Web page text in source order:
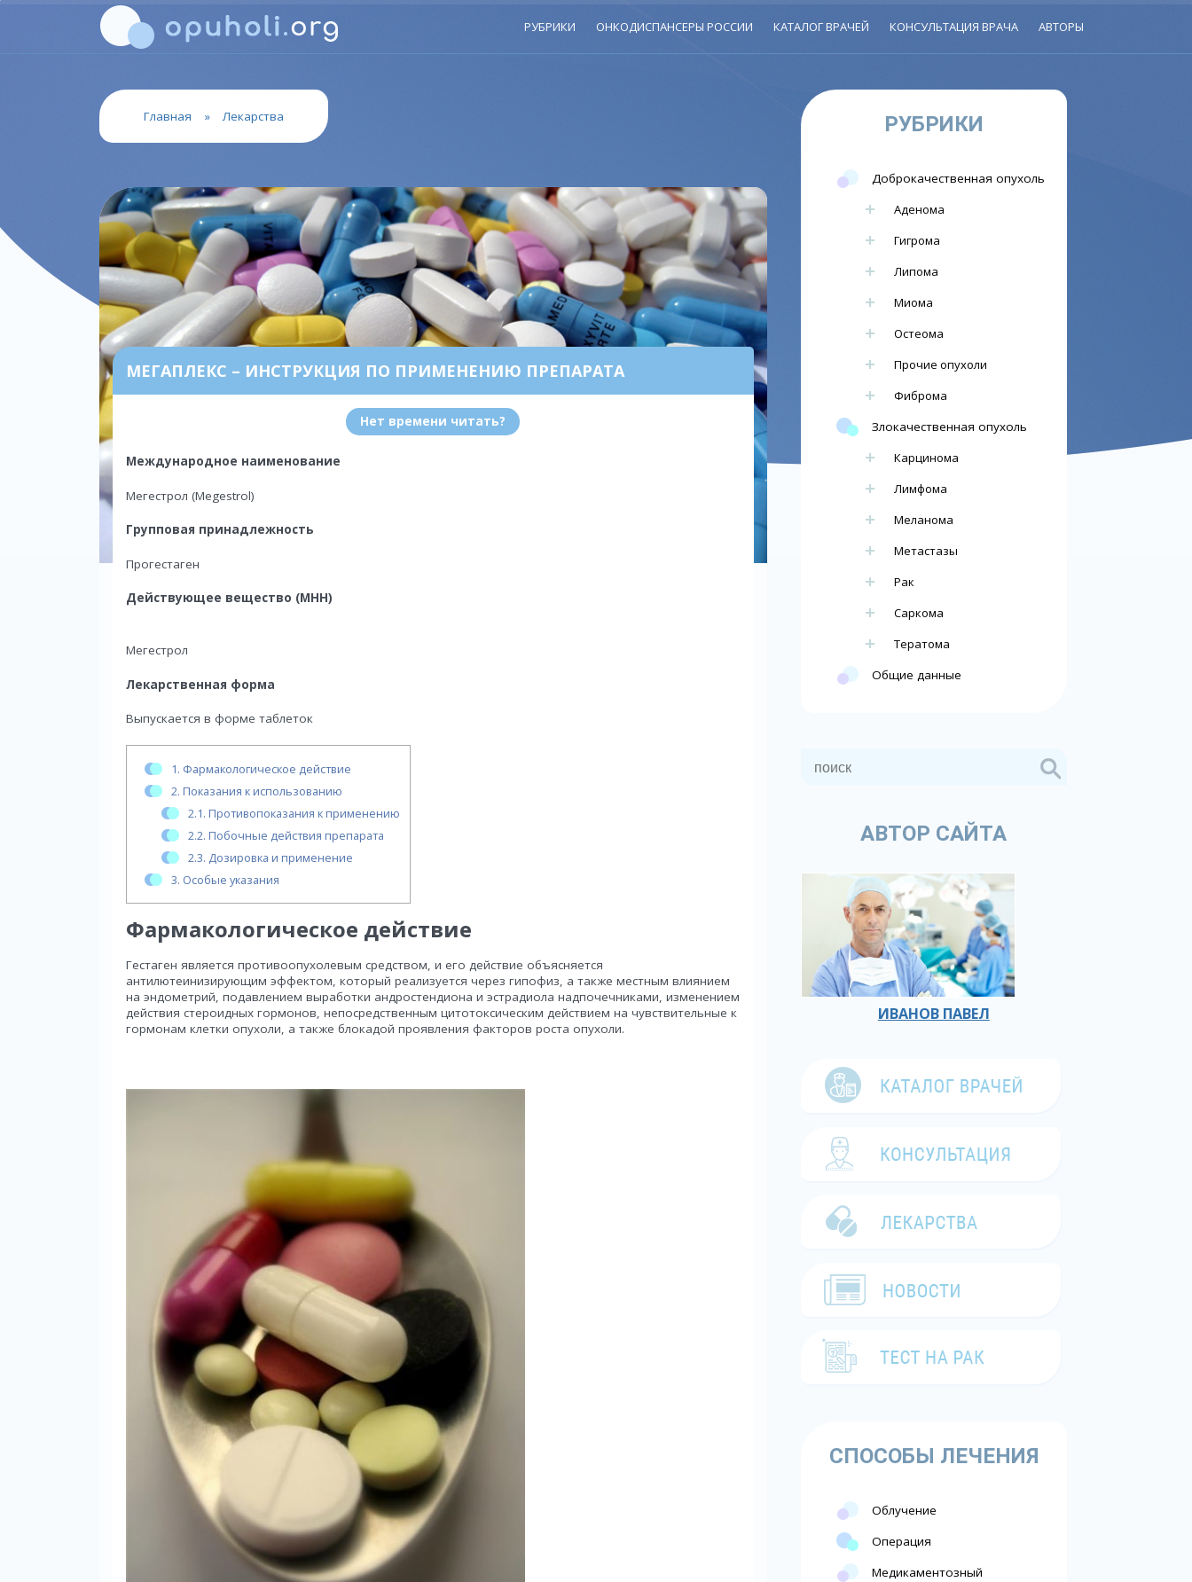
РУБРИКИ ОНКОДИСПАНСЕРЫ РОССИИ КАТАЛОГ ВРАЧЕЙ КОНСУЛЬТАЦИЯ ВРАЧА АВТОРЫ
Главная » Лекарства
МЕГАПЛЕКС – ИНСТРУКЦИЯ ПО ПРИМЕНЕНИЮ ПРЕПАРАТА
Нет времени читать?
Международное наименование
Мегестрол (Megestrol)
Групповая принадлежность
Прогестаген
Действующее вещество (МНН)
Мегестрол
Лекарственная форма
Выпускается в форме таблеток
1. Фармакологическое действие
2. Показания к использованию
2.1. Противопоказания к применению
2.2. Побочные действия препарата
2.3. Дозировка и применение
3. Особые указания
Фармакологическое действие
Гестаген является противоопухолевым средством, и его действие объясняется
антилютеинизирующим эффектом, который реализуется через гипофиз, а также местным влиянием
на эндометрий, подавлением выработки андростендиона и эстрадиола надпочечниками, изменением
действия стероидных гормонов, непосредственным цитотоксическим действием на чувствительные к
гормонам клетки опухоли, а также блокадой проявления факторов роста опухоли.
РУБРИКИ
Доброкачественная опухоль
Аденома
Гигрома
Липома
Миома
Остеома
Прочие опухоли
Фиброма
Злокачественная опухоль
Карцинома
Лимфома
Меланома
Метастазы
Рак
Саркома
Тератома
Общие данные
АВТОР САЙТА
ИВАНОВ ПАВЕЛ
СПОСОБЫ ЛЕЧЕНИЯ
Облучение
Операция
Медикаментозный